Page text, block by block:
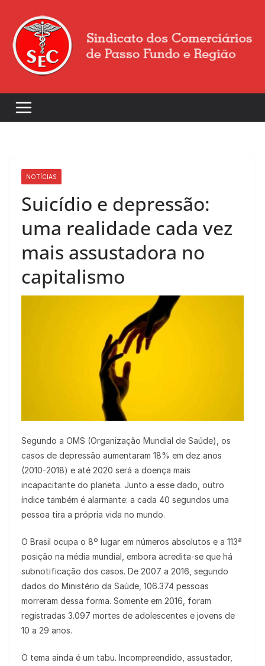
NOTÍCIAS
Suicídio e depressão:
uma realidade cada vez
mais assustadora no
capitalismo
Segundo a OMS (Organização Mundial de Saúde), os
casos de depressão aumentaram 18% em dez anos
(2010-2018) e até 2020 será a doença mais
incapacitante do planeta. Junto a esse dado, outro
índice também é alarmante: a cada 40 segundos uma
pessoa tira a própria vida no mundo.
O Brasil ocupa o 8º lugar em números absolutos e a 113ª
posição na média mundial, embora acredita-se que há
subnotificação dos casos. De 2007 a 2016, segundo
dados do Ministério da Saúde, 106.374 pessoas
morreram dessa forma. Somente em 2016, foram
registradas 3.097 mortes de adolescentes e jovens de
10 a 29 anos.
O tema ainda é um tabu. Incompreendido, assustador,